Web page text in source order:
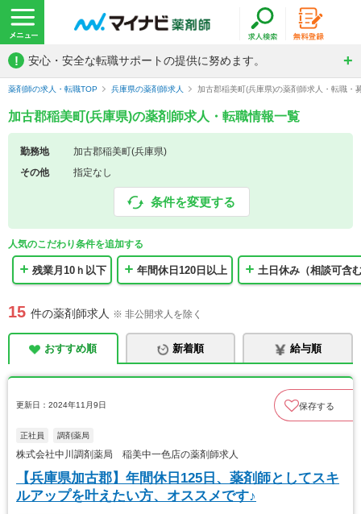
! 安心・安全な転職サポートの提供に努めます。
薬剤師の求人・転職TOP 兵庫県の薬剤師求人 加古郡稲美町(兵庫県)の薬剤師求人・転職・
加古郡稲美町(兵庫県)の薬剤師求人・転職情報一覧
勤務地
加古郡稲美町(兵庫県)
その他
指定なし
条件を変更する
人気のこだわり条件を追加する
残業月10ｈ以下 年間休日120日以上 土日休み（相談可含
15 件の薬剤師求人 ※ 非公開求人を除く
おすすめ順 新着順 給与順
更新日：2024年11月9日 保存する
正社員 調剤薬局
株式会社中川調剤薬局 稲美中一色店の薬剤師求人
【兵庫県加古郡】年間休日125日、薬剤師としてスキ
ルアップを叶えたい方、オススメです♪